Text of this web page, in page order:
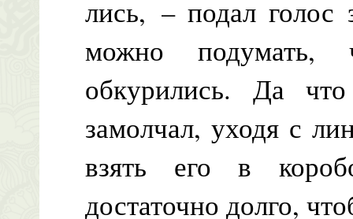
лись, – подал голос
можно подумать,
обкурились. Да
замолчал, уходя с
взять его в
достаточно долго,